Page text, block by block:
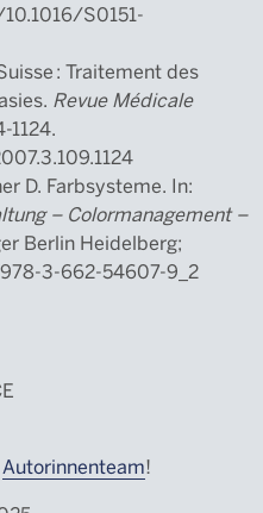
S0151-
: Traitement des
Revue Médicale
1124.
D. Farbsysteme. In:
– Colormanagement –
Berlin Heidelberg;
3-662-54607-9_2
Autorinnenteam!